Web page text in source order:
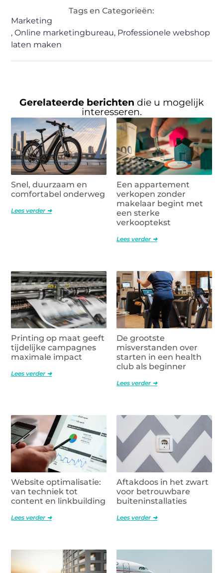
Tags en Categorieën:
Marketing
,Online marketingbureau, Professionele webshop
laten maken
Gerelateerde berichten die u mogelijk
interesseren.
Snel, duurzaam en
comfortabel onderweg
Lees verder ➜
Een appartement
verkopen zonder
makelaar begint met
een sterke
verkooptekst
Lees verder ➜
Printing op maat geeft
tijdelijke campagnes
maximale impact
Lees verder ➜
De grootste
misverstanden over
starten in een health
club als beginner
Lees verder ➜
Website optimalisatie:
van techniek tot
content en linkbuilding
Lees verder ➜
Aftakdoos in het zwart
voor betrouwbare
buiteninstallaties
Lees verder ➜